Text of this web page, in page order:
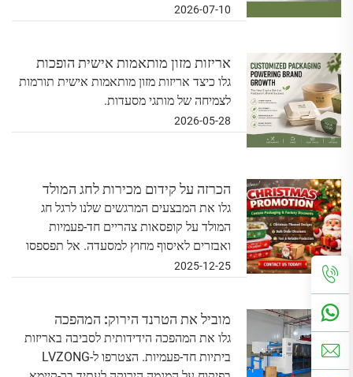
ולאספקת אוכל ממשיכת להתרחב ברחבי
2026-07-10
אריזות מזון מותאמות אישית הופכות
למנוע צמיחה חדש למותגי מסעדות
גלו כיצד אריזות מזון מותאמות אישית תורמות
לצמיחה של מותגי מסעדות.
2026-05-28
הכרזה על קידום מכירות לחג המולד
גלו את המבצעים המרגשים שלנו לרגל חג
המולד על קופסאות צהריים חד-פעמיות
ואבזרים לאיסוף מחוץ למסעדה. אל תפספסו
את עונת החגים הזו!
2025-12-25
מוביל את הטרנד הירוק: המהפכה
הסביבתית של מוצרים לשימוש חד-פעמי
לבית
גלו את המהפכה הידידותית לסביבה באריזות
ביתיות חד-פעמיות. הצטרפו ל-LVZONG